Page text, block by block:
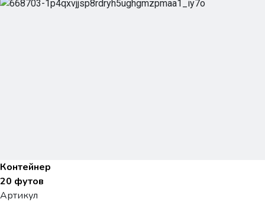
Контейнер
20 футов
Артикул